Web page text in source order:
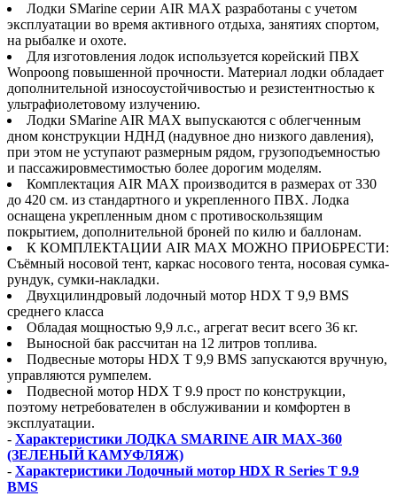
Лодки SMarine серии AIR MAX разработаны с учетом
эксплуатации во время активного отдыха, занятиях спортом,
на рыбалке и охоте.
Для изготовления лодок используется корейский ПВХ
Wonpoong повышенной прочности. Материал лодки обладает
дополнительной износоустойчивостью и резистентностью к
ультрафиолетовому излучению.
Лодки SMarine AIR MAX выпускаются с облегченным
дном конструкции НДНД (надувное дно низкого давления),
при этом не уступают размерным рядом, грузоподъемностью
и пассажировместимостью более дорогим моделям.
Комплектация AIR MAX производится в размерах от 330
до 420 см. из стандартного и укрепленного ПВХ. Лодка
оснащена укрепленным дном с противоскользящим
покрытием, дополнительной броней по килю и баллонам.
К КОМПЛЕКТАЦИИ AIR MAX МОЖНО ПРИОБРЕСТИ:
Съёмный носовой тент, каркас носового тента, носовая сумка-
рундук, сумки-накладки.
Двухцилиндровый лодочный мотор HDX T 9,9 BMS
среднего класса
Обладая мощностью 9,9 л.с., агрегат весит всего 36 кг.
Выносной бак рассчитан на 12 литров топлива.
Подвесные моторы HDX T 9,9 BMS запускаются вручную,
управляются румпелем.
Подвесной мотор HDX T 9.9 прост по конструкции,
поэтому нетребователен в обслуживании и комфортен в
эксплуатации.
- Характеристики ЛОДКА SMARINE AIR MAX-360
(ЗЕЛЕНЫЙ КАМУФЛЯЖ)
- Характеристики Лодочный мотор HDX R Series T 9.9
BMS